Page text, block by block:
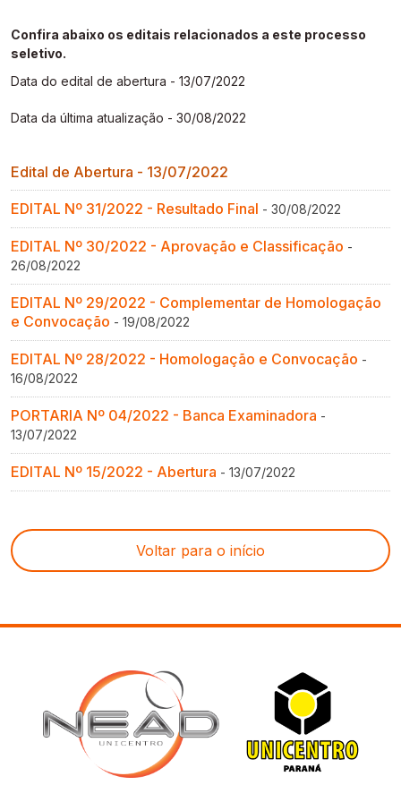
Confira abaixo os editais relacionados a este processo
seletivo.
Data do edital de abertura - 13/07/2022
Data da última atualização - 30/08/2022
Edital de Abertura - 13/07/2022
EDITAL Nº 31/2022 - Resultado Final - 30/08/2022
EDITAL Nº 30/2022 - Aprovação e Classificação -
26/08/2022
EDITAL Nº 29/2022 - Complementar de Homologação
e Convocação - 19/08/2022
EDITAL Nº 28/2022 - Homologação e Convocação -
16/08/2022
PORTARIA Nº 04/2022 - Banca Examinadora -
13/07/2022
EDITAL Nº 15/2022 - Abertura - 13/07/2022
Voltar para o início
[GAPI]
Especialização em Gestão de Ambientes de
Gestão Escolar [GESC]
[GAPI]
Especialização em Gestão de Ambientes de
Gestão Escolar [GESC]
[GAPI]
Especialização em Gestão de Ambientes de
Gestão Escolar [GESC]
[GAPI]
Especialização em Gestão de Ambientes de
Gestão Escolar [GESC]
[GAPI]
Especialização em Gestão de Ambientes de
Gestão Escolar [GESC]